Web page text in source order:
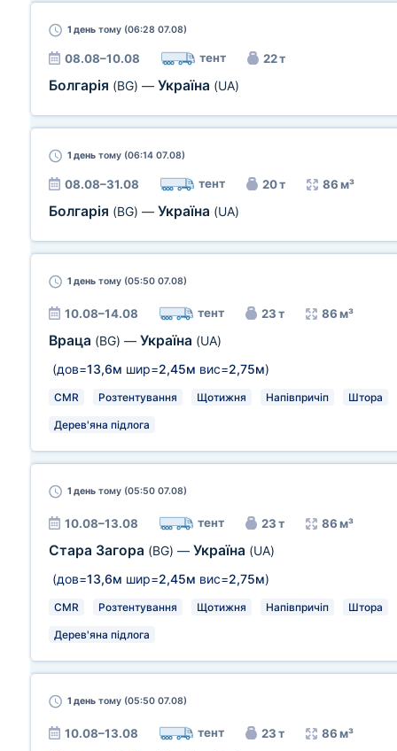
1 день тому (06:28 07.08)
08.08–10.08 тент 22 т
Болгарія (BG) — Україна (UA)
1 день тому (06:14 07.08)
08.08–31.08 тент 20 т 86 м³
Болгарія (BG) — Україна (UA)
1 день тому (05:50 07.08)
10.08–14.08 тент 23 т 86 м³
Враца (BG) — Україна (UA)
(дов=13,6м шир=2,45м вис=2,75м)
CMR Розтентування Щотижня Напівпричіп Штора
Дерев'яна підлога
1 день тому (05:50 07.08)
10.08–13.08 тент 23 т 86 м³
Стара Загора (BG) — Україна (UA)
(дов=13,6м шир=2,45м вис=2,75м)
CMR Розтентування Щотижня Напівпричіп Штора
Дерев'яна підлога
1 день тому (05:50 07.08)
10.08–13.08 тент 23 т 86 м³